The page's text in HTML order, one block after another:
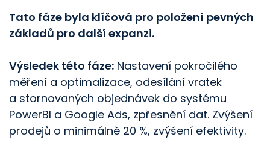
Tato fáze byla klíčová pro položení pevných
základů pro další expanzi.
Výsledek této fáze: Nastavení pokročilého
měření a optimalizace, odesílání vratek
a stornovaných objednávek do systému
PowerBI a Google Ads, zpřesnění dat. Zvýšení
prodejů o minimálně 20 %, zvýšení efektivity.